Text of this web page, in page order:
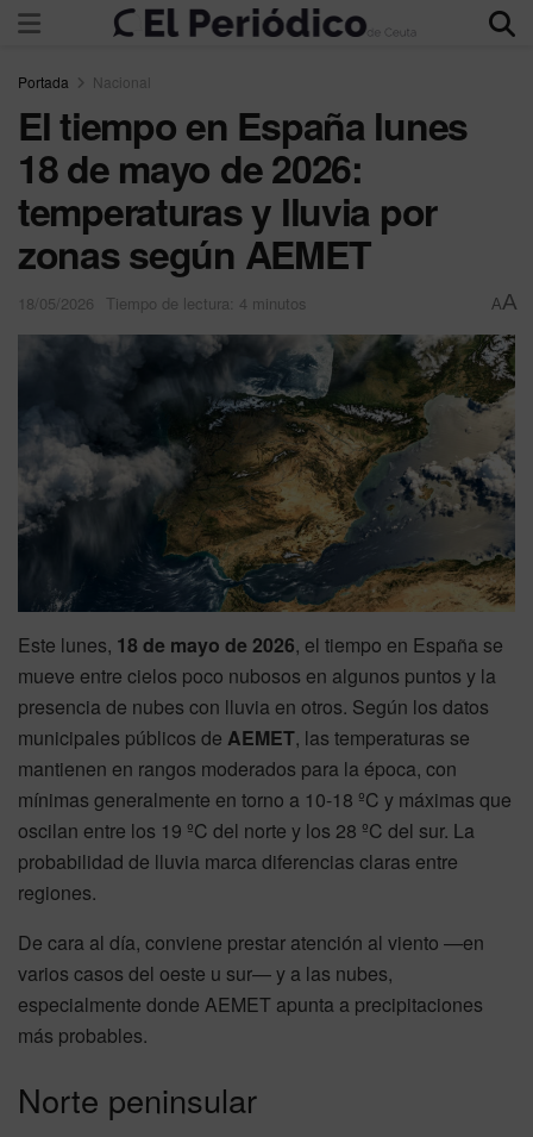
Portada Nacional
El tiempo en España lunes
18 de mayo de 2026:
temperaturas y lluvia por
zonas según AEMET
18/05/2026 Tiempo de lectura: 4 minutos AA
Este lunes, 18 de mayo de 2026, el tiempo en España se
mueve entre cielos poco nubosos en algunos puntos y la
presencia de nubes con lluvia en otros. Según los datos
municipales públicos de AEMET, las temperaturas se
mantienen en rangos moderados para la época, con
mínimas generalmente en torno a 10-18 ºC y máximas que
oscilan entre los 19 ºC del norte y los 28 ºC del sur. La
probabilidad de lluvia marca diferencias claras entre
regiones.
De cara al día, conviene prestar atención al viento —en
varios casos del oeste u sur— y a las nubes,
especialmente donde AEMET apunta a precipitaciones
más probables.
Norte peninsular